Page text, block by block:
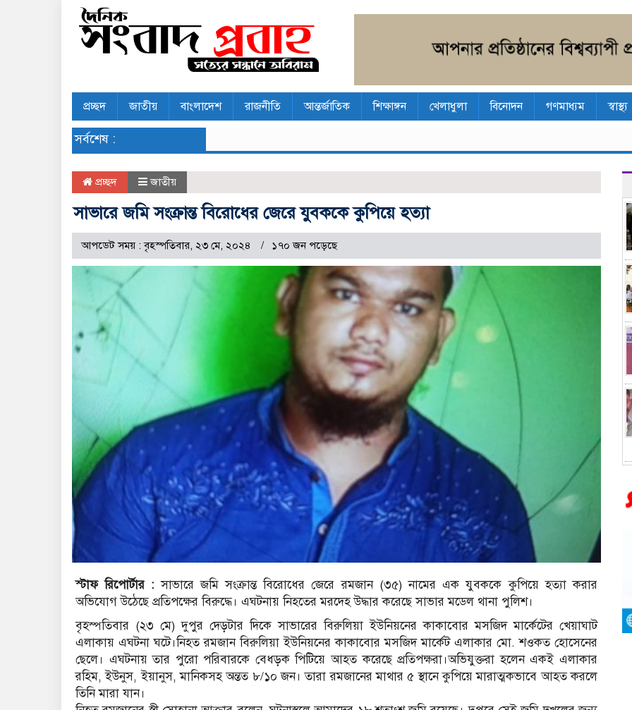
প্রচ্ছদ জাতীয় বাংলাদেশ রাজনীতি আন্তর্জাতিক শিক্ষাঙ্গন খেলাধুলা বিনোদন গণমাধ্যম স্বাস্থ্য
সর্বশেষ :
প্রচ্ছদ জাতীয়
সাভারে জমি সংক্রান্ত বিরোধের জেরে যুবককে কুপিয়ে হত্যা
আপডেট সময় : বৃহস্পতিবার, ২৩ মে, ২০২৪ ১৭০ জন পড়েছে
স্টাফ রিপোর্টার : সাভারে জমি সংক্রান্ত বিরোধের জেরে রমজান (৩৫) নামের এক যুবককে কুপিয়ে হত্যা করার
অভিযোগ উঠেছে প্রতিপক্ষের বিরুদ্ধে। এঘটনায় নিহতের মরদেহ উদ্ধার করেছে সাভার মডেল থানা পুলিশ।
বৃহস্পতিবার (২৩ মে) দুপুর দেড়টার দিকে সাভারের বিরুলিয়া ইউনিয়নের কাকাবোর মসজিদ মার্কেটের খেয়াঘাট
এলাকায় এঘটনা ঘটে।নিহত রমজান বিরুলিয়া ইউনিয়নের কাকাবোর মসজিদ মার্কেট এলাকার মো. শওকত হোসেনের
ছেলে। এঘটনায় তার পুরো পরিবারকে বেধড়ক পিটিয়ে আহত করেছে প্রতিপক্ষরা।অভিযুক্তরা হলেন একই এলাকার
রহিম, ইউনুস, ইয়ানুস, মানিকসহ অন্তত ৮/১০ জন। তারা রমজানের মাথার ৫ স্থানে কুপিয়ে মারাত্মকভাবে আহত করলে
তিনি মারা যান।